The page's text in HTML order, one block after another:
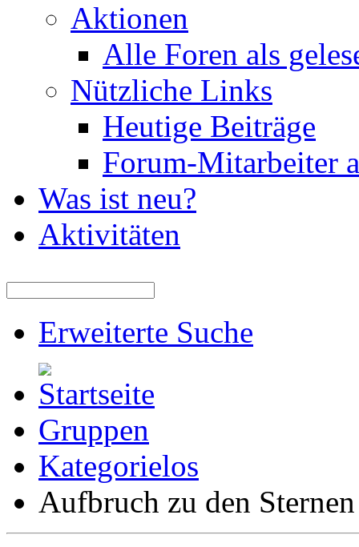
Aktionen
Alle Foren als
Nützliche Links
Heutige Beiträge
Forum-Mitarbeiter
Was ist neu?
Aktivitäten
Erweiterte Suche
Gruppen
Kategorielos
Aufbruch zu den Sternen